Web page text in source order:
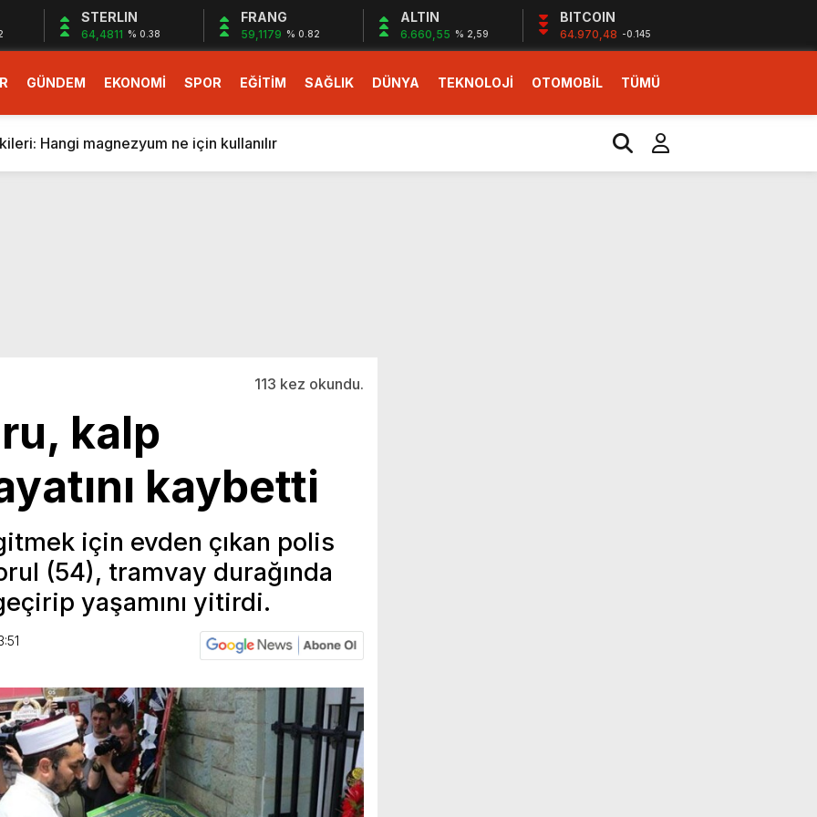
STERLIN
64,4811 % 0.38
FRANG
59,1179 % 0.82
ALTIN
6.660,55 % 2,59
BITCOIN
64.970,48 -0.145
GÜNDEM EKONOMİ SPOR EĞİTİM SAĞLIK DÜNYA TEKNOLOJİ OTOMOBİL TÜMÜ
dev teklif
gelecek yeni özellikler belli oldu
Hangi magnezyum ne için kullanılır
başlıyor
dev teklif
113 kez okundu.
kalp
kaybetti
için evden çıkan polis
(54), tramvay durağında
yaşamını yitirdi.